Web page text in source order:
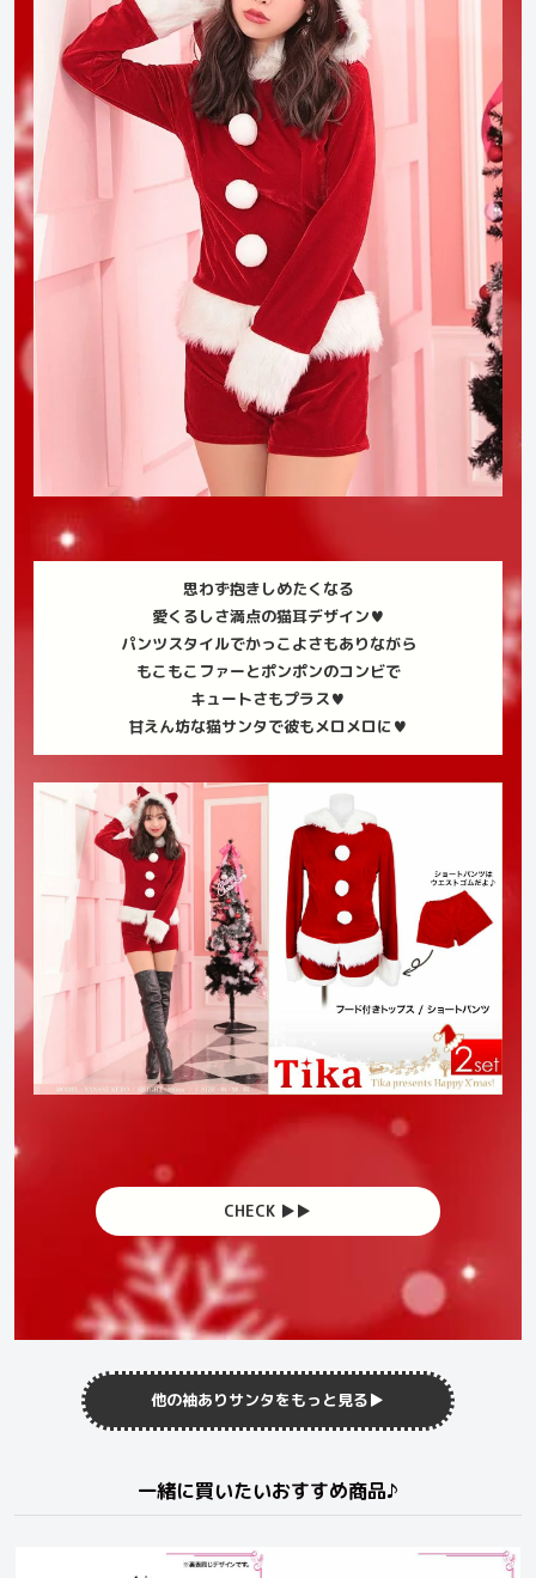
思わず抱きしめたくなる
愛くるしさ満点の猫耳デザイン♥
パンツスタイルでかっこよさもありながら
もこもこファーとポンポンのコンビで
キュートさもプラス♥
甘えん坊な猫サンタで彼もメロメロに♥
CHECK ▶︎▶︎
他の袖ありサンタをもっと見る▶︎
一緒に買いたいおすすめ商品♪